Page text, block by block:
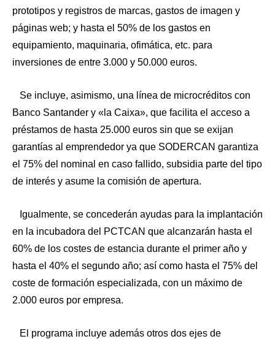
prototipos y registros de marcas, gastos de imagen y
páginas web; y hasta el 50% de los gastos en
equipamiento, maquinaria, ofimática, etc. para
inversiones de entre 3.000 y 50.000 euros.
Se incluye, asimismo, una línea de microcréditos con
Banco Santander y «la Caixa», que facilita el acceso a
préstamos de hasta 25.000 euros sin que se exijan
garantías al emprendedor ya que SODERCAN garantiza
el 75% del nominal en caso fallido, subsidia parte del tipo
de interés y asume la comisión de apertura.
Igualmente, se concederán ayudas para la implantación
en la incubadora del PCTCAN que alcanzarán hasta el
60% de los costes de estancia durante el primer año y
hasta el 40% el segundo año; así como hasta el 75% del
coste de formación especializada, con un máximo de
2.000 euros por empresa.
El programa incluye además otros dos ejes de